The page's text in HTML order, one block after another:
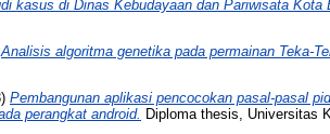
kasus di Dinas Kebudayaan dan Pariwisata Kota
Analisis algoritma genetika pada permainan Teka-
Pembangunan aplikasi pencocokan pasal-pasal
perangkat android. Diploma thesis, Universitas